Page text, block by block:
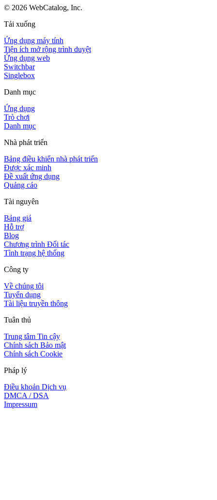
© 2026 WebCatalog, Inc.
Tải xuống
Ứng dụng máy tính
Tiện ích mở rộng trình duyệt
Ứng dụng web
Switchbar
Singlebox
Danh mục
Ứng dụng
Trò chơi
Danh mục
Nhà phát triển
Bảng điều khiển nhà phát triển
Được xác minh
Đề xuất ứng dụng
Quảng cáo
Tài nguyên
Bảng giá
Hỗ trợ
Blog
Chương trình Đối tác
Tình trạng hệ thống
Công ty
Về chúng tôi
Tuyển dụng
Tài liệu truyền thông
Tuân thủ
Trung tâm Tin cậy
Chính sách Bảo mật
Chính sách Cookie
Pháp lý
Điều khoản Dịch vụ
DMCA / DSA
Impressum